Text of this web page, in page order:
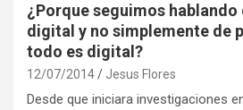
¿Porque seguimos
digital y no simplemente de
todo es digital?
12/07/2014 Jesus Flores
Desde que iniciara investigaciones